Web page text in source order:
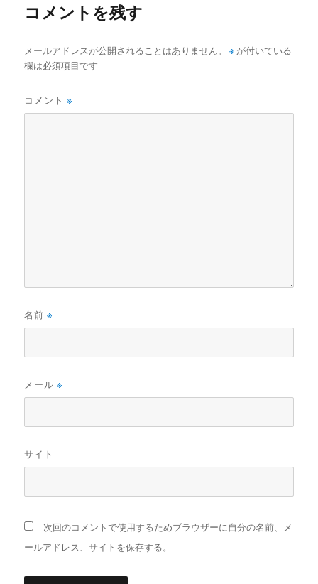
コメントを残す
メールアドレスが公開されることはありません。 ※ が付いている
欄は必須項目です
コメント※
名前※
メール※
サイト
次回のコメントで使用するためブラウザーに自分の名前、メ
ールアドレス、サイトを保存する。